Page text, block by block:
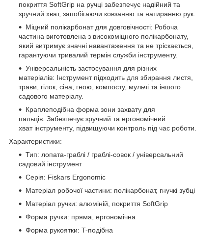
покриття SoftGrip на ручці забезпечує надійний та
зручний хват, запобігаючи ковзанню та натиранню рук.
Міцний полікарбонат для довговічності: Робоча
частина виготовлена з високоміцного полікарбонату,
який витримує значні навантаження та не тріскається,
гарантуючи тривалий термін служби інструменту.
Універсальність застосування для різних
матеріалів: Інструмент підходить для збирання листя,
трави, гілок, сіна, гною, компосту, мульчі та іншого
садового матеріалу.
Краплеподібна форма зони захвату для
пальців: Забезпечує зручний та ергономічний
хват інструменту, підвищуючи контроль під час роботи.
Характеристики:
Тип: лопата-граблі / граблі-совок / універсальний
садовий інструмент
Серія: Fiskars Ergonomic
Матеріал робочої частини: полікарбонат, гнучкі зубці
Матеріал ручки: алюміній, покриття SoftGrip
Форма ручки: пряма, ергономічна
Форма рукоятки: T-подібна